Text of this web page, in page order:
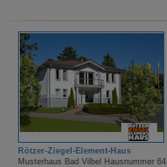
Rötzer-Ziegel-Element-Haus
Musterhaus Bad Vilbel Hausnummer 64